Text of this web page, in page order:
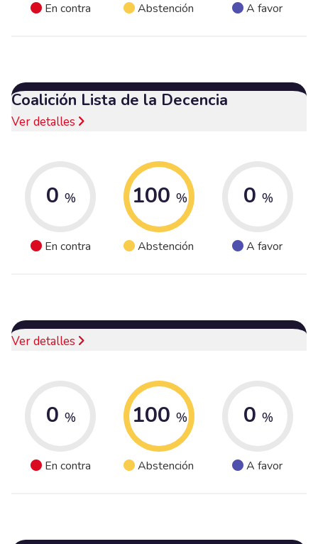
En contra Abstención A favor
Coalición Lista de la Decencia
Ver detalles
0 %
En contra
100 %
Abstención
0 %
A favor
Ver detalles
0 %
En contra
100 %
Abstención
0 %
A favor